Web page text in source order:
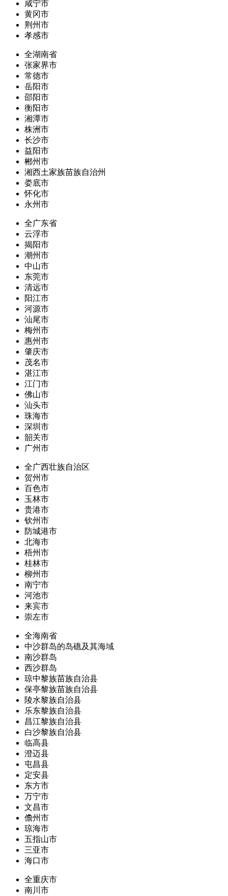
咸宁市
黄冈市
荆州市
孝感市
全湖南省
张家界市
常德市
岳阳市
邵阳市
衡阳市
湘潭市
株洲市
长沙市
益阳市
郴州市
湘西土家族苗族自治州
娄底市
怀化市
永州市
全广东省
云浮市
揭阳市
潮州市
中山市
东莞市
清远市
阳江市
河源市
汕尾市
梅州市
惠州市
肇庆市
茂名市
湛江市
江门市
佛山市
汕头市
珠海市
深圳市
韶关市
广州市
全广西壮族自治区
贺州市
百色市
玉林市
贵港市
钦州市
防城港市
北海市
梧州市
桂林市
柳州市
南宁市
河池市
来宾市
崇左市
全海南省
中沙群岛的岛礁及其海域
南沙群岛
西沙群岛
琼中黎族苗族自治县
保亭黎族苗族自治县
陵水黎族自治县
乐东黎族自治县
昌江黎族自治县
白沙黎族自治县
临高县
澄迈县
屯昌县
定安县
东方市
万宁市
文昌市
儋州市
琼海市
五指山市
三亚市
海口市
全重庆市
南川市